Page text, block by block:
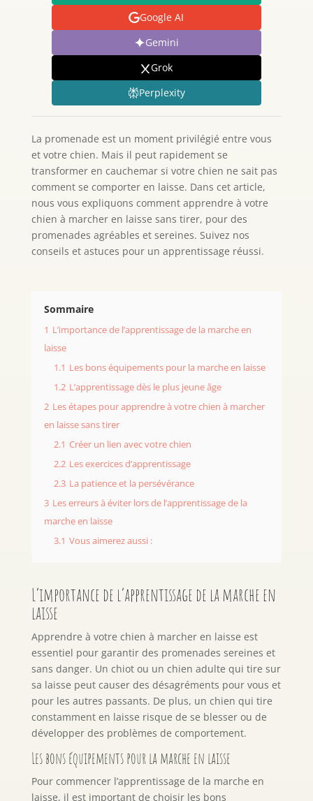
Google AI
Gemini
Grok
Perplexity
La promenade est un moment privilégié entre vous
et votre chien. Mais il peut rapidement se
transformer en cauchemar si votre chien ne sait pas
comment se comporter en laisse. Dans cet article,
nous vous expliquons comment apprendre à votre
chien à marcher en laisse sans tirer, pour des
promenades agréables et sereines. Suivez nos
conseils et astuces pour un apprentissage réussi.
Sommaire
1 L’importance de l’apprentissage de la marche en
laisse
1.1 Les bons équipements pour la marche en laisse
1.2 L’apprentissage dès le plus jeune âge
2 Les étapes pour apprendre à votre chien à marcher
en laisse sans tirer
2.1 Créer un lien avec votre chien
2.2 Les exercices d’apprentissage
2.3 La patience et la persévérance
3 Les erreurs à éviter lors de l’apprentissage de la
marche en laisse
3.1 Vous aimerez aussi :
L’importance de l’apprentissage de la marche en
laisse
Apprendre à votre chien à marcher en laisse est
essentiel pour garantir des promenades sereines et
sans danger. Un chiot ou un chien adulte qui tire sur
sa laisse peut causer des désagréments pour vous et
pour les autres passants. De plus, un chien qui tire
constamment en laisse risque de se blesser ou de
développer des problèmes de comportement.
Les bons équipements pour la marche en laisse
Pour commencer l’apprentissage de la marche en
laisse, il est important de choisir les bons